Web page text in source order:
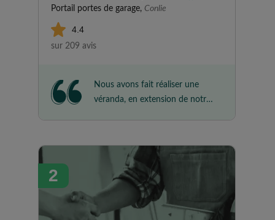
Portail portes de garage, Conlie
4.4
sur 209 avis
Nous avons fait réaliser une
véranda, en extension de notre
Nous avons été très satisfaits
des prestations réalisées par
Vérandas BEAUQUESNE, tant
dans le conseil que dans la
réalisation. Nous avons apprécié
les échanges et explications
2